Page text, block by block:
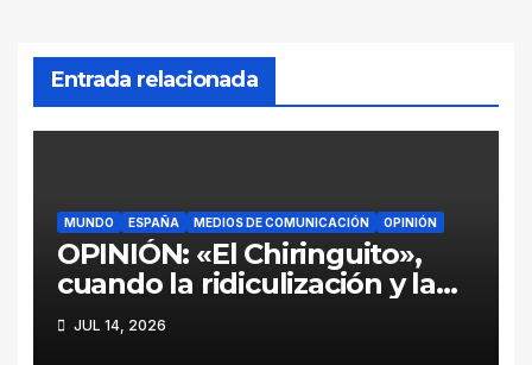
Entrada relacionada
MUNDO ESPAÑA MEDIOS DE COMUNICACIÓN OPINIÓN
OPINIÓN: «El Chiringuito»,
cuando la ridiculización y la
parcialidad se disfrazan de
periodismo deportivo
JUL 14, 2026